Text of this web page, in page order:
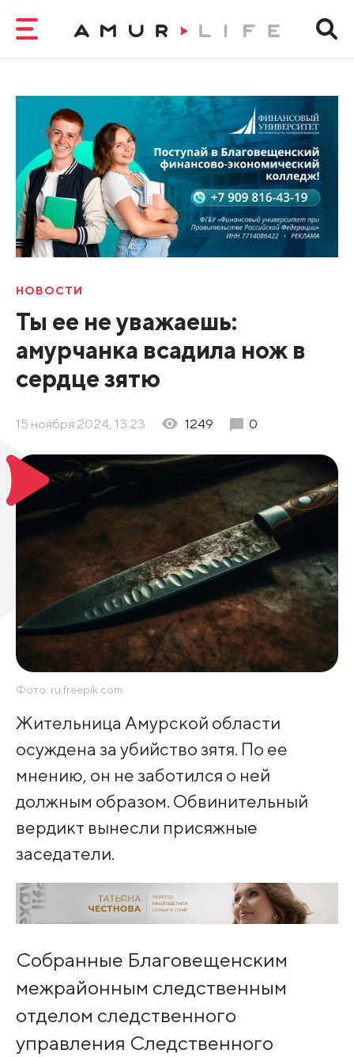
НОВОСТИ
Ты ее не уважаешь:
амурчанка всадила нож в
сердце зятю
15 ноября 2024, 13:23 1249 0
Фото: ru.freepik.com
Жительница Амурской области
осуждена за убийство зятя. По ее
мнению, он не заботился о ней
должным образом. Обвинительный
вердикт вынесли присяжные
заседатели.
Собранные Благовещенским
межрайонным следственным
отделом следственного
управления Следственного